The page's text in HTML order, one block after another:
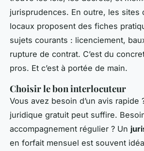
jurisprudences. En outre, les sites
locaux proposent des fiches
sujets courants : licenciement,
rupture de contrat. C’est du
pros. Et c’est à portée de main.
Choisir le bon interlocuteur
Vous avez besoin d’un avis rapide
juridique gratuit peut suffire.
accompagnement régulier ? Un
en forfait mensuel est souvent